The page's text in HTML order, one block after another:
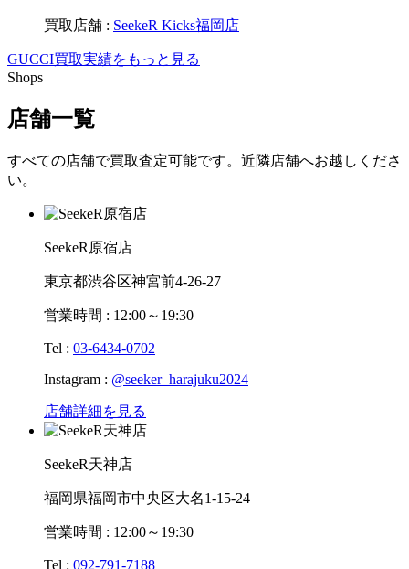
買取店舗 : SeekeR Kicks福岡店
GUCCI買取実績をもっと見る
Shops
店舗一覧
すべての店舗で買取査定可能です。近隣店舗へお越しくださ
い。
SeekeR原宿店
東京都渋谷区神宮前4-26-27
営業時間 : 12:00～19:30
Tel : 03-6434-0702
Instagram : @seeker_harajuku2024
店舗詳細を見る
SeekeR天神店
福岡県福岡市中央区大名1-15-24
営業時間 : 12:00～19:30
Tel : 092-791-7188